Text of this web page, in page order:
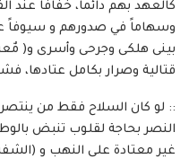
كالعهد بهم دائماً، خفافاً عند
وسهاماً في صدورهم و سيوفاً
قتالية وصرار بكامل عتادها،
:: لو كان السلاح فقط من
النصر بحاجة لقلوب تنبض
غير معتادة على النهب و